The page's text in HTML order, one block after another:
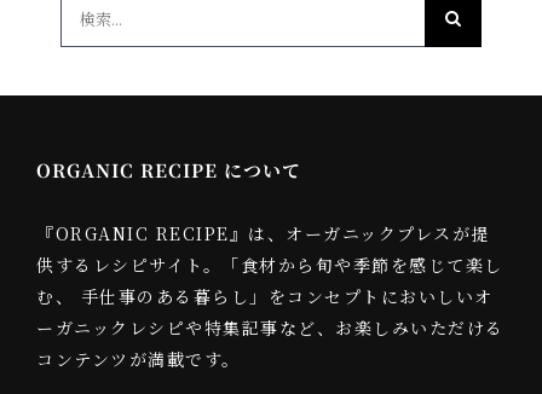
ORGANIC RECIPE について
『ORGANIC RECIPE』は、オーガニックプレスが提
供するレシピサイト。「食材から旬や季節を感じて楽し
む、 手仕事のある暮らし」をコンセプトにおいしいオ
ーガニックレシピや特集記事など、お楽しみいただける
コンテンツが満載です。